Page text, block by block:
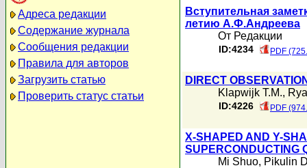
Адреса редакции
Содержание журнала
Сообщения редакции
Правила для авторов
Загрузить статью
Проверить статус статьи
Вступительная
летию А.Ф.Андреева
От Редакции
ID:4234 PDF
DIRECT
Klapwijk T.M.,
ID:4226 PDF
X-SHAPED AND Y-
SUPERCONDUCTING
Mi Shuo, Pikulin